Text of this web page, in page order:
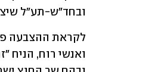
ובחד"ש-תע"ל